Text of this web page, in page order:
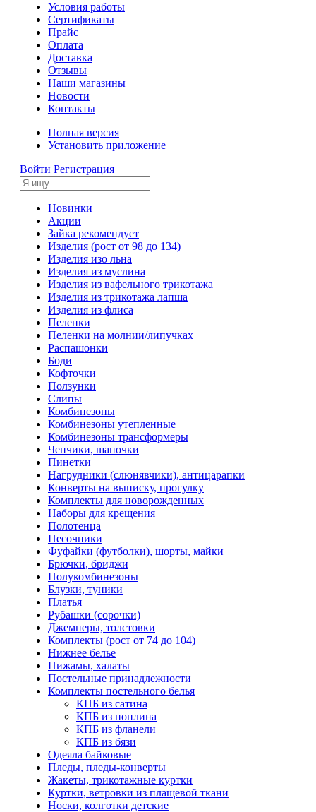
Условия работы
Сертификаты
Прайс
Оплата
Доставка
Отзывы
Наши магазины
Новости
Контакты
Полная версия
Установить приложение
Войти Регистрация
Новинки
Акции
Зайка рекомендует
Изделия (рост от 98 до 134)
Изделия изо льна
Изделия из муслина
Изделия из вафельного трикотажа
Изделия из трикотажа лапша
Изделия из флиса
Пеленки
Пеленки на молнии/липучках
Распашонки
Боди
Кофточки
Ползунки
Слипы
Комбинезоны
Комбинезоны утепленные
Комбинезоны трансформеры
Чепчики, шапочки
Пинетки
Нагрудники (слюнявчики), антицарапки
Конверты на выписку, прогулку
Комплекты для новорожденных
Наборы для крещения
Полотенца
Песочники
Фуфайки (футболки), шорты, майки
Брючки, бриджи
Полукомбинезоны
Блузки, туники
Платья
Рубашки (сорочки)
Джемперы, толстовки
Комплекты (рост от 74 до 104)
Нижнее белье
Пижамы, халаты
Постельные принадлежности
Комплекты постельного белья
КПБ из сатина
КПБ из поплина
КПБ из фланели
КПБ из бязи
Одеяла байковые
Пледы, пледы-конверты
Жакеты, трикотажные куртки
Куртки, ветровки из плащевой ткани
Носки, колготки детские